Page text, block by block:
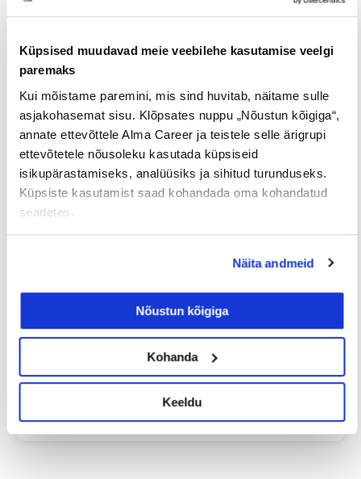
Küpsised muudavad meie veebilehe kasutamise veelgi
paremaks
Kui mõistame paremini, mis sind huvitab, näitame sulle
asjakohasemat sisu. Klõpsates nuppu „Nõustun kõigiga“,
annate ettevõttele Alma Career ja teistele selle ärigrupi
ettevõtetele nõusoleku kasutada küpsiseid
isikupärastamiseks, analüüsiks ja sihitud turunduseks.
Küpsiste kasutamist saad kohandada oma kohandatud
seadetes.
Näita andmeid
Nõustun kõigiga
Kohanda
Keeldu
Iga neljas eestlane on käinud
tööintervjuul ilma tegeliku
23/07/2026
Tööotsijale
Sinu palk pole enam
tabuteema!
14/07/2026